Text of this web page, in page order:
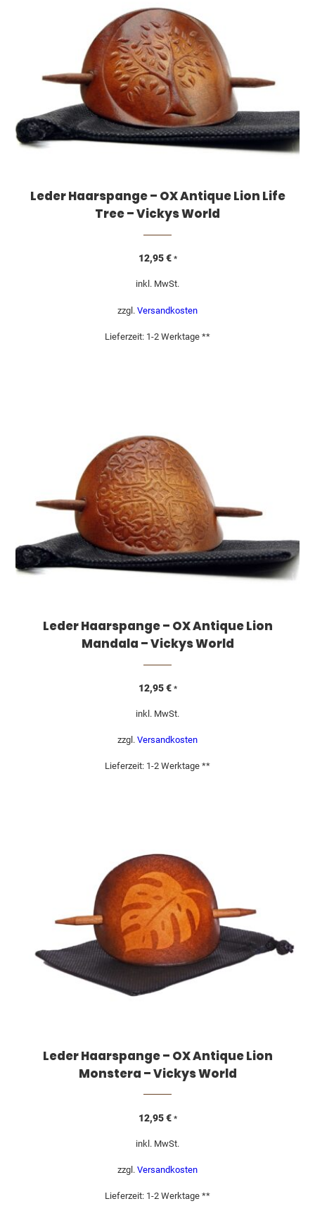
Leder Haarspange – OX Antique Lion Life
Tree – Vickys World
12,95€ *
inkl. MwSt.
zzgl. Versandkosten
Lieferzeit: 1-2 Werktage **
Leder Haarspange – OX Antique Lion
Mandala – Vickys World
12,95€ *
inkl. MwSt.
zzgl. Versandkosten
Lieferzeit: 1-2 Werktage **
Leder Haarspange – OX Antique Lion
Monstera – Vickys World
12,95€ *
inkl. MwSt.
zzgl. Versandkosten
Lieferzeit: 1-2 Werktage **